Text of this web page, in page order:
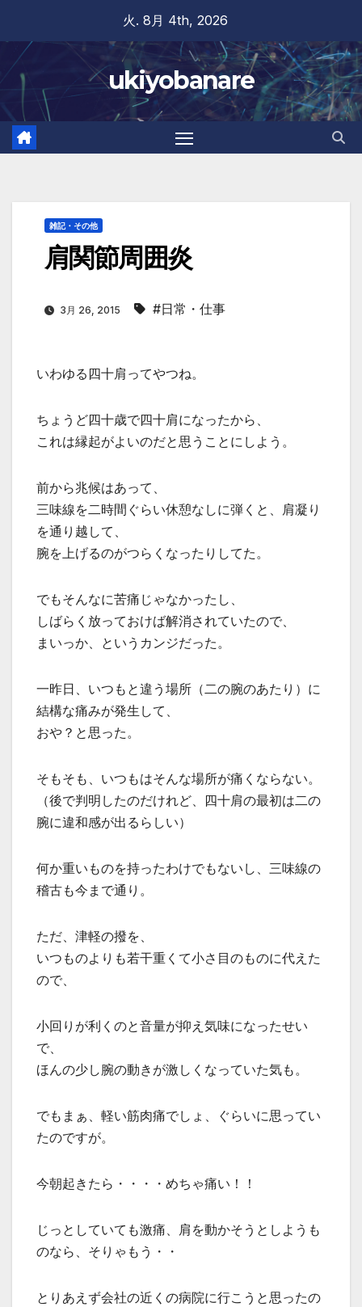
content
火. 8月 4th, 2026
ukiyobanare
雑記・その他
肩関節周囲炎
3月 26, 2015 #日常・仕事
いわゆる四十肩ってやつね。
ちょうど四十歳で四十肩になったから、
これは縁起がよいのだと思うことにしよう。
前から兆候はあって、
三味線を二時間ぐらい休憩なしに弾くと、肩凝り
を通り越して、
腕を上げるのがつらくなったりしてた。
でもそんなに苦痛じゃなかったし、
しばらく放っておけば解消されていたので、
まいっか、というカンジだった。
一昨日、いつもと違う場所（二の腕のあたり）に
結構な痛みが発生して、
おや？と思った。
そもそも、いつもはそんな場所が痛くならない。
（後で判明したのだけれど、四十肩の最初は二の
腕に違和感が出るらしい）
何か重いものを持ったわけでもないし、三味線の
稽古も今まで通り。
ただ、津軽の撥を、
いつものよりも若干重くて小さ目のものに代えた
ので、
小回りが利くのと音量が抑え気味になったせい
で、
ほんの少し腕の動きが激しくなっていた気も。
でもまぁ、軽い筋肉痛でしょ、ぐらいに思ってい
たのですが。
今朝起きたら・・・・めちゃ痛い！！
じっとしていても激痛、肩を動かそうとしようも
のなら、そりゃもう・・
とりあえず会社の近くの病院に行こうと思ったの